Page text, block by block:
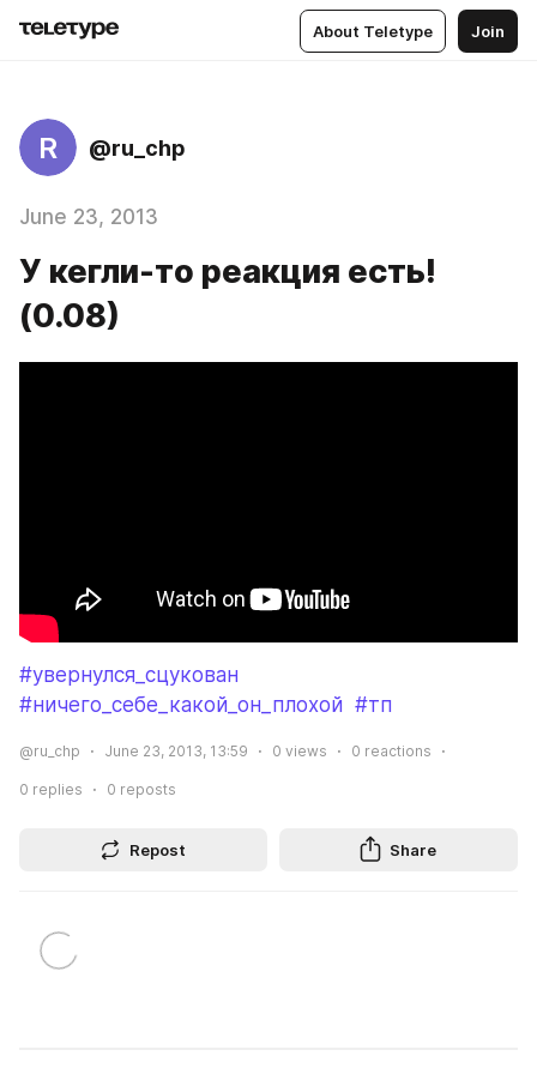
About Teletype Join
R @ru_chp
June 23, 2013
У кегли-то реакция есть!
(0.08)
#увернулся_сцукован
#ничего_себе_какой_он_плохой #тп
@ru_chp June 23, 2013, 13:59 0 views 0 reactions
0 replies 0 reposts
Repost Share